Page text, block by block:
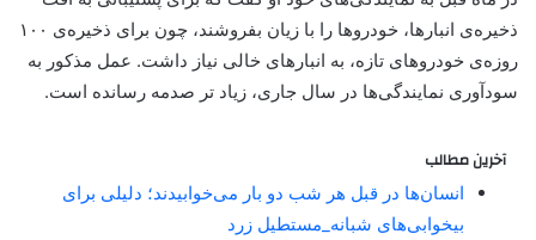
ذخیره‌ی انبارها، خودروها را با زیان بفروشند، چون برای ذخیره‌ی ۱۰۰
روزه‌ی خودروهای تازه، به انبارهای خالی نیاز داشت. عمل مذکور به
سودآوری نمایندگی‌ها در سال جاری، زیاد تر صدمه رسانده است.
آخرین مطالب
انسان‌ها در قبل هر شب دو بار می‌خوابیدند؛ دلیلی برای
بیخوابی‌های شبانه_مستطیل زرد